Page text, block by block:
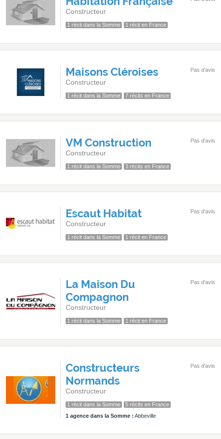
Constructeur
1 récit dans la Somme 1 récit en France
Maisons Cléroises
Constructeur
1 récit dans la Somme 7 récits en France
Pas d'avis
VM Construction
Constructeur
1 récit dans la Somme 3 récits en France
Pas d'avis
Escaut Habitat
Constructeur
1 récit dans la Somme 1 récit en France
Pas d'avis
La Maison Du
Compagnon
Constructeur
1 récit dans la Somme 1 récit en France
Pas d'avis
Constructeurs
Normands
Constructeur
1 récit dans la Somme
5 récits en France
1 agence dans la Somme : Abbeville
Pas d'avis